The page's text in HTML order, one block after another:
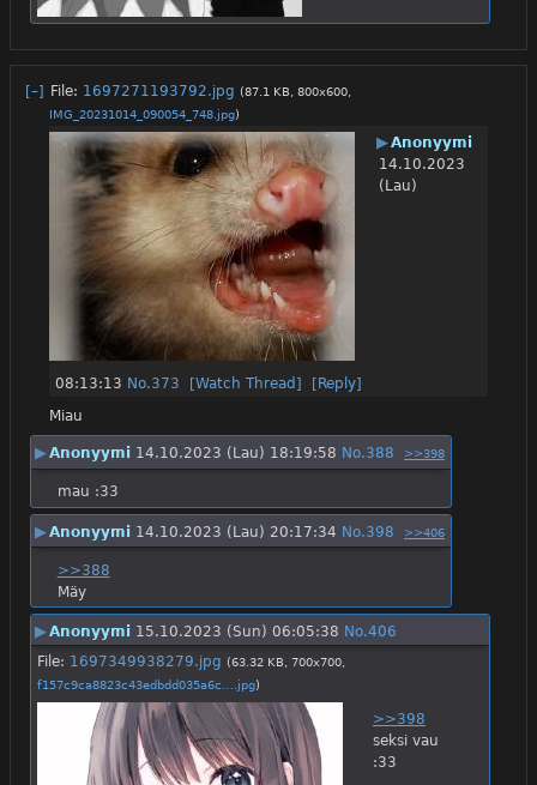
[–] File: 1697271193792.jpg (87.1 KB, 800x600,
IMG_20231014_090054_748.jpg)
▶Anonyymi
14.10.2023
(Lau)
08:13:13 No.373 [Watch Thread]
[Reply]
Miau
▶Anonyymi 14.10.2023 (Lau) 18:19:58 No.388 >>398
mau :33
▶Anonyymi 14.10.2023 (Lau) 20:17:34 No.398 >>406
>>388
Mäy
▶Anonyymi 15.10.2023 (Sun) 06:05:38 No.406
File: 1697349938279.jpg (63.32 KB, 700x700,
f157c9ca8823c43edbdd035a6c….jpg)
>>398
seksi vau
:33